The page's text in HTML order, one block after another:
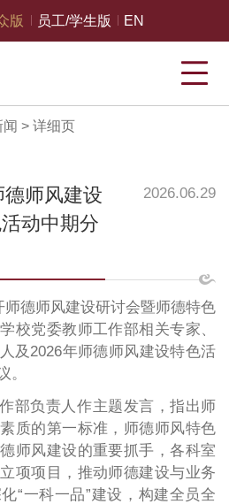
版 员工/学生版 EN
> 详细页
师风建设
动中期分
2026.06.29
师德师风建设研讨会暨师德特色
校党委教师工作部相关专家、
及2026年师德师风建设特色活
。
部负责人作主题发言，指出师
质的第一标准，师德师风特色
师风建设的重要抓手，各科室
项项目，推动师德建设与业务
“一科一品”建设，构建全员全